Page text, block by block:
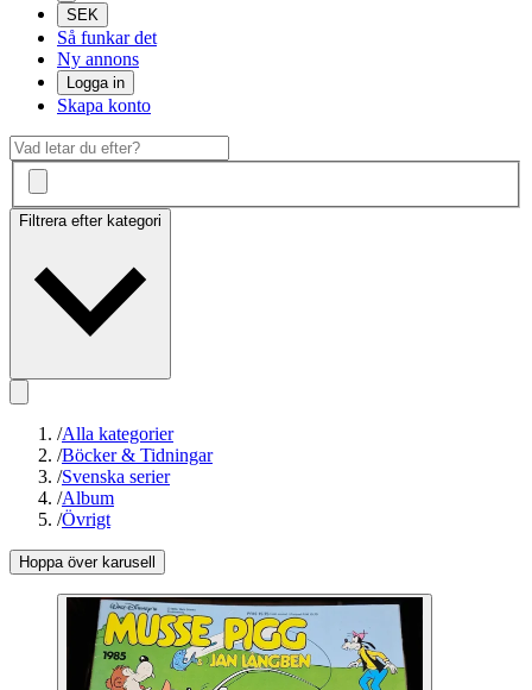
SEK
Så funkar det
Ny annons
Logga in
Skapa konto
Filtrera efter kategori
/Alla kategorier
/Böcker & Tidningar
/Svenska serier
/Album
/Övrigt
Hoppa över karusell